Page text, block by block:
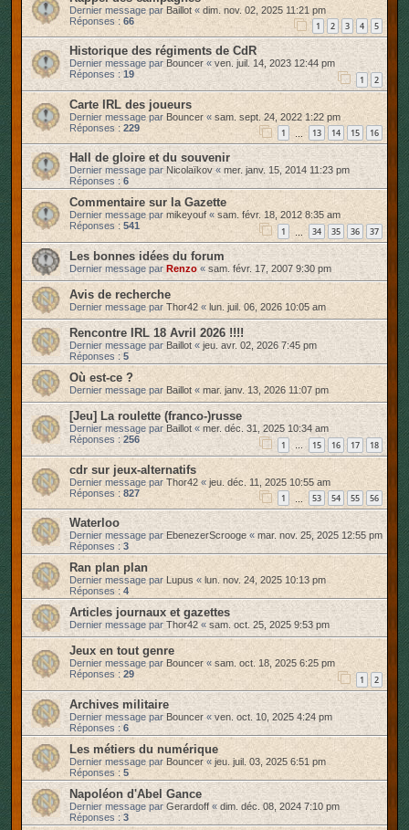
Dernier message par Baillot« dim. nov. 02, 2025 11:21 pm
Réponses : 66 1 2 3 4 5
Historique des régiments de CdR
Dernier message parBouncer «ven. juil. 14, 2023 12:44 pm
Réponses : 19 1 2
Carte IRL des joueurs
Dernier message par Bouncer« sam. sept. 24, 2022 1:22 pm
Réponses : 229 1 13 14 15 16
Hall de gloire et du souvenir
Dernier message par Nicolaïkov« mer. janv. 15, 2014 11:23 pm
Réponses : 6
Commentaire sur la Gazette
Dernier message par mikeyouf « sam. févr. 18, 2012 8:35 am
Réponses : 541 1 34 35 36 37
Les bonnes idées du forum
Dernier message parRenzo « sam. févr. 17, 2007 9:30 pm
Avis de recherche
Dernier message par Thor42 « lun. juil. 06, 2026 10:05 am
Rencontre IRL 18 Avril 2026 !!!!
Dernier message parBaillot « jeu. avr. 02, 2026 7:45 pm
Réponses : 5
Où est-ce ?
Dernier message par Baillot« mar. janv. 13, 2026 11:07 pm
[Jeu] La roulette (franco-)russe
Dernier message parBaillot « mer. déc. 31, 2025 10:34 am
Réponses : 256 1 … 15 16 17 18
cdr sur jeux-alternatifs
Dernier message par Thor42 « jeu. déc. 11, 2025 10:55 am
Réponses : 827 1 53 54 55 56
Waterloo
Dernier message par EbenezerScrooge « mar. nov. 25, 2025 12:55 pm
Réponses : 3
Ran plan plan
Dernier message par Lupus« lun. nov. 24, 2025 10:13 pm
Réponses : 4
Articles journaux et gazettes
Dernier message parThor42 « sam. oct. 25, 2025 9:53 pm
Jeux en tout genre
Dernier message par Bouncer« sam. oct. 18, 2025 6:25 pm
Réponses : 29 1 2
Archives militaire
Dernier message parBouncer «ven. oct. 10, 2025 4:24 pm
Réponses : 6
Les métiers du numérique
Dernier message par Bouncer« jeu. juil. 03, 2025 6:51 pm
Réponses : 5
Napoléon d'Abel Gance
Dernier message parGerardoff « dim. déc. 08, 2024 7:10 pm
Réponses : 3